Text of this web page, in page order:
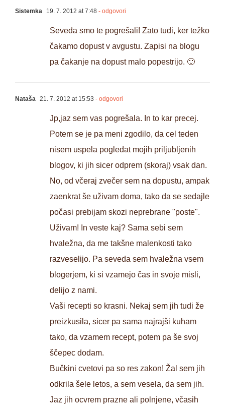
Sistemka 19. 7. 2012 at 7:48 - odgovori
Seveda smo te pogrešali! Zato tudi, ker težko
čakamo dopust v avgustu. Zapisi na blogu
pa čakanje na dopust malo popestrijo. 🙂
Nataša 21. 7. 2012 at 15:53 - odgovori
Jp,jaz sem vas pogrešala. In to kar precej.
Potem se je pa meni zgodilo, da cel teden
nisem uspela pogledat mojih priljubljenih
blogov, ki jih sicer odprem (skoraj) vsak dan.
No, od včeraj zvečer sem na dopustu, ampak
zaenkrat še uživam doma, tako da se sedajle
počasi prebijam skozi neprebrane "poste".
Uživam! In veste kaj? Sama sebi sem
hvaležna, da me takšne malenkosti tako
razveselijo. Pa seveda sem hvaležna vsem
blogerjem, ki si vzamejo čas in svoje misli,
delijo z nami.
Vaši recepti so krasni. Nekaj sem jih tudi že
preizkusila, sicer pa sama najrajši kuham
tako, da vzamem recept, potem pa še svoj
ščepec dodam.
Bučkini cvetovi pa so res zakon! Žal sem jih
odkrila šele letos, a sem vesela, da sem jih.
Jaz jih ocvrem prazne ali polnjene, včasih